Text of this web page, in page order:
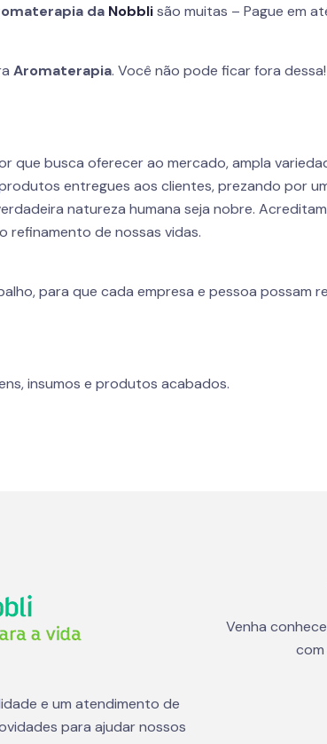
da Nobblisão muitas – Pague em
Aromaterapia. Você não pode ficar fora dessa!
que busca oferecer ao mercado, ampla
entregues aos clientes, prezando por
natureza humana seja nobre.
refinamento de nossas vidas.
para que cada empresa e pessoa possam
insumos e produtos acabados.
e um atendimento de
para ajudar nossos
Venha